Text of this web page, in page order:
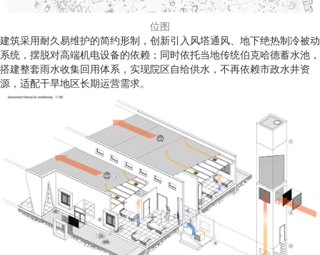
位图
建筑采用耐久易维护的简约形制，创新引入风塔通风、地下绝热制冷被动
系统，摆脱对高端机电设备的依赖；同时依托当地传统伯克哈德蓄水池，
搭建整套雨水收集回用体系，实现院区自给供水，不再依赖市政水井资
源，适配干旱地区长期运营需求。